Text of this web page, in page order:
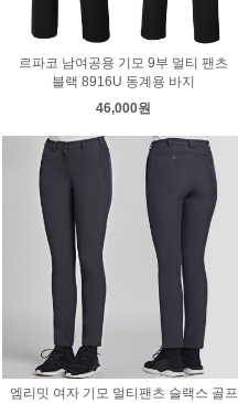
르파코 남여공용 기모 9부 멀티 팬츠
블랙 8916U 동계용 바지
46,000원
엠리밋 여자 기모 멀티팬츠 슬랙스 골프